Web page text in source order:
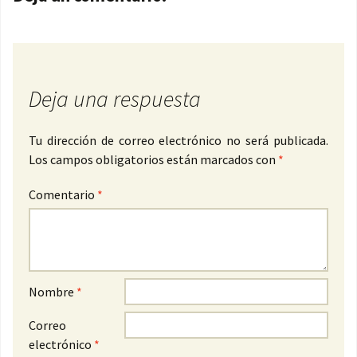
Deja una respuesta
Tu dirección de correo electrónico no será publicada.
Los campos obligatorios están marcados con *
Comentario *
Nombre *
Correo
electrónico *